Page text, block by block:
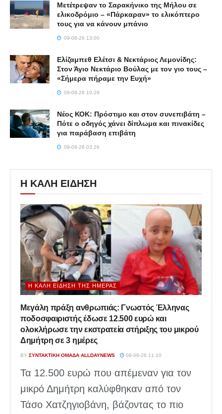
Μετέτρεψαν το Σαρακήνικο της Μήλου σε
ελικοδρόμιο – «Πάρκαραν» το ελικόπτερο
τους για να κάνουν μπάνιο
09-08-26 13:00
Ελίζαμπεθ Ελέτσι & Νεκτάριος Λεμονίδης:
Στον Άγιο Νεκτάριο Βούλας με τον γιο τους –
«Σήμερα πήραμε την Ευχή»
09-08-26 10:29
Νέος ΚΟΚ: Πρόστιμο και στον συνεπιβάτη –
Πότε ο οδηγός χάνει δίπλωμα και πινακίδες
για παράβαση επιβάτη
09-08-26 03:26
Η ΚΑΛΗ ΕΙΔΗΣΗ
Η ΚΑΛΉ ΕΊΔΗΣΗ ΤΗΣ ΗΜΈΡΑΣ
Μεγάλη πράξη ανθρωπιάς: Γνωστός Έλληνας
ποδοσφαιριστής έδωσε 12.500 ευρώ και
ολοκλήρωσε την εκστρατεία στήριξης του μικρού
Δημήτρη σε 3 ημέρες
BY ΣΥΝΤΑΚΤΙΚΉ ΟΜΆΔΑ ALLDAYNEWS 08-08-26 11:10
Τα 12.500 ευρώ που απέμεναν για τον
μικρό Δημήτρη καλύφθηκαν από τον
Τάσο Χατζηγιοβάνη, βάζοντας το πιο